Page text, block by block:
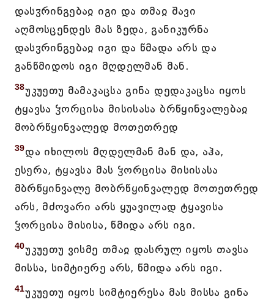
დასჳრინგებაჲ იგი და თმაჲ შავი
აღმოსცენდეს მას ზედა, განიკურნა
დასჳრინგებაჲ იგი და წმადა არს და
განწმიდოს იგი მღდელმან მან.
38უკუეთუ მამაკაცსა გინა დედაკაცსა იყოს
ტყავსა ჴორცისა მისისასა ბრწყინვალებაჲ
მობრწყინვალედ მოთეთრედ
39და იხილოს მღდელმან მან და, აჰა,
ესერა, ტყავსა მას ჴორცისა მისისასა
მბრწყინვალე მობრწყინვალედ მოთეთრედ
არს, მძოვარი არს ყუავილად ტყავისა
ჴორცისა მისისა, წმიდა არს იგი.
40უკუეთუ ვისმე თმაჲ დასრულ იყოს თავსა
მისსა, სიმტიერე არს, წმიდა არს იგი.
41უკუეთუ იყოს სიმტიერესა მას მისსა გინა